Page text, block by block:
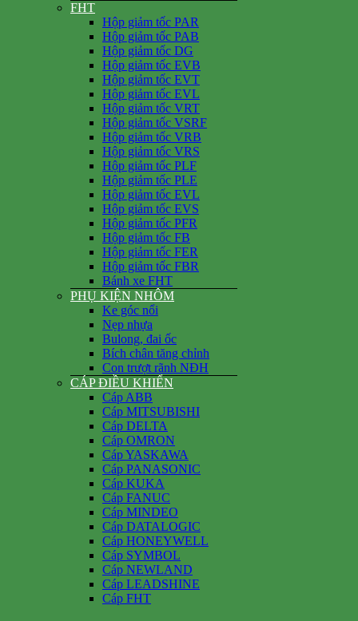
FHT
Hộp giảm tốc PAR
Hộp giảm tốc PAB
Hộp giảm tốc DG
Hộp giảm tốc EVB
Hộp giảm tốc EVT
Hộp giảm tốc EVL
Hộp giảm tốc VRT
Hộp giảm tốc VSRF
Hộp giảm tốc VRB
Hộp giảm tốc VRS
Hộp giảm tốc PLF
Hộp giảm tốc PLE
Hộp giảm tốc EVL
Hộp giảm tốc EVS
Hộp giảm tốc PFR
Hộp giảm tốc FB
Hộp giảm tốc FER
Hộp giảm tốc FBR
Bánh xe FHT
PHỤ KIỆN NHÔM
Ke góc nổi
Nẹp nhựa
Bulong, đai ốc
Bích chân tăng chỉnh
Con trượt rãnh NĐH
CÁP ĐIỀU KHIỂN
Cáp ABB
Cáp MITSUBISHI
Cáp DELTA
Cáp OMRON
Cáp YASKAWA
Cáp PANASONIC
Cáp KUKA
Cáp FANUC
Cáp MINDEO
Cáp DATALOGIC
Cáp HONEYWELL
Cáp SYMBOL
Cáp NEWLAND
Cáp LEADSHINE
Cáp FHT